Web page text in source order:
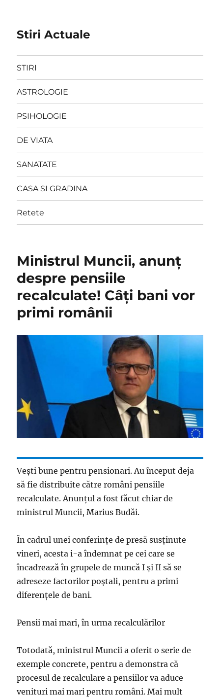
Stiri Actuale
STIRI
ASTROLOGIE
PSIHOLOGIE
DE VIATA
SANATATE
CASA SI GRADINA
Retete
Ministrul Muncii, anunț
despre pensiile
recalculate! Câți bani vor
primi românii
Vești bune pentru pensionari. Au început deja
să fie distribuite către români pensiile
recalculate. Anunțul a fost făcut chiar de
ministrul Muncii, Marius Budăi.
În cadrul unei conferințe de presă susținute
vineri, acesta i-a îndemnat pe cei care se
încadrează în grupele de muncă I și II să se
adreseze factorilor poștali, pentru a primi
diferențele de bani.
Pensii mai mari, în urma recalculărilor
Totodată, ministrul Muncii a oferit o serie de
exemple concrete, pentru a demonstra că
procesul de recalculare a pensiilor va aduce
venituri mai mari pentru români. Mai mult